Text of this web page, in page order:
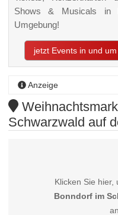
Shows & Musicals in
Umgebung!
jetzt Events in und
Anzeige
Schwarzwald auf
Klicken Sie hier,
Bonndorf im